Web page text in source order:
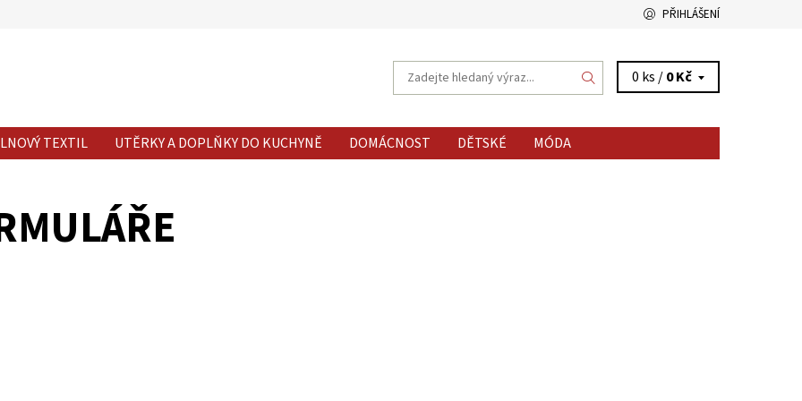
PŘIHLÁŠENÍ
0 ks /0 Kč
TEXTIL UTĚRKY A DOPLŇKY DO KUCHYNĚ DOMÁCNOST DĚTSKÉ
MÓDA